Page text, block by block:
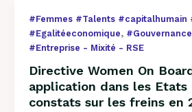
#Femmes #Talents #capitalhumain
#Egalitéeconomique,
#Entreprise - Mixité - RSE
Directive Women On
application dans les Etats
constats sur les freins en
Directive
Women
On
quelle
application
dans